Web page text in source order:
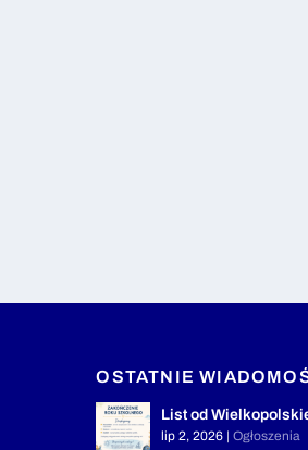
OSTATNIE
List od
lip 2, 2026 |Ogłoszenia